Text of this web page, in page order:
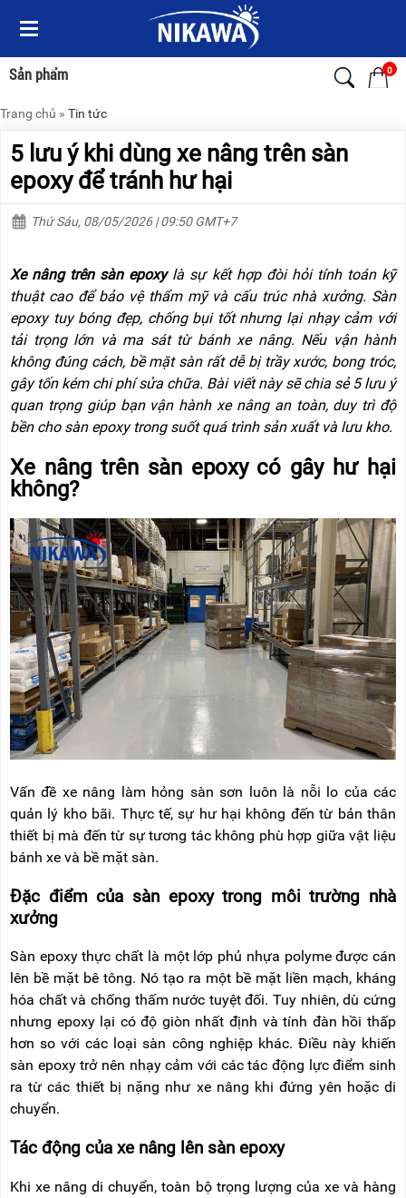
Sản phẩm 0
Menu
Sản
phẩm
TRANG
THANG
NHÔM
XE
BỘ
DÂY
THOÁT
HIỂM
TỰ
ĐỘNG
XE
NÂNG
TAY
VIDEO
TỨC
BÁO
CHÍ
NÓI
VỀ
NIKAWA
GIỚI
THIỆU
ĐẠI
LÝ
BẢO
LIÊN
HỆ
Menu
Sản
phẩm
TRANG
THANG
NHÔM
THANG
THANG
NHÔM
GIA
ĐÌNH
THANG
NHÔM
GẤP
(THANG
RÚT
THANG
CÁCH
THANG
NHÔM
CHỮ
A
THANG
NHÔM
CÔNG
NGHIỆP
THANG
NHÔM
GIÀN
GIÁO
VÁN
THANG
RẢNH
TAY
ĐẨY
HÀNG
DÂY
HIỂM
TỰ
XE
NÂNG
Trang chủ » Tin tức
5 lưu ý khi dùng xe nâng trên sàn
epoxy để tránh hư hại
Thứ Sáu, 08/05/2026 | 09:50 GMT+7
Xe nâng trên sàn epoxy là sự kết hợp đòi hỏi tính toán kỹ
thuật cao để bảo vệ thẩm mỹ và cấu trúc nhà xưởng. Sàn
epoxy tuy bóng đẹp, chống bụi tốt nhưng lại nhạy cảm với
tải trọng lớn và ma sát từ bánh xe nâng. Nếu vận hành
không đúng cách, bề mặt sàn rất dễ bị trầy xước, bong tróc,
gây tốn kém chi phí sửa chữa. Bài viết này sẽ chia sẻ 5 lưu ý
quan trọng giúp bạn vận hành xe nâng an toàn, duy trì độ
bền cho sàn epoxy trong suốt quá trình sản xuất và lưu kho.
Xe nâng trên sàn epoxy có gây hư hại
không?
Vấn đề xe nâng làm hỏng sàn sơn luôn là nỗi lo của các
quản lý kho bãi. Thực tế, sự hư hại không đến từ bản thân
thiết bị mà đến từ sự tương tác không phù hợp giữa vật liệu
bánh xe và bề mặt sàn.
Đặc điểm của sàn epoxy trong môi trường nhà
xưởng
Sàn epoxy thực chất là một lớp phủ nhựa polyme được cán
lên bề mặt bê tông. Nó tạo ra một bề mặt liền mạch, kháng
hóa chất và chống thấm nước tuyệt đối. Tuy nhiên, dù cứng
nhưng epoxy lại có độ giòn nhất định và tính đàn hồi thấp
hơn so với các loại sàn công nghiệp khác. Điều này khiến
sàn epoxy trở nên nhạy cảm với các tác động lực điểm sinh
ra từ các thiết bị nặng như xe nâng khi đứng yên hoặc di
chuyển.
Tác động của xe nâng lên sàn epoxy
Khi xe nâng di chuyển, toàn bộ trọng lượng của xe và hàng